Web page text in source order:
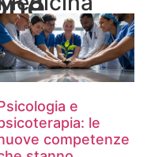
e
le
competenze